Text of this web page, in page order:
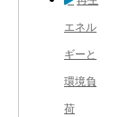
エネル
ギーと
環境負
荷